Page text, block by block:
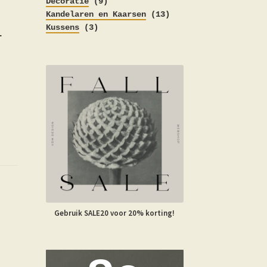
producten
Kandelaren en Kaarsen 1313
Kussens 33
Gebruik SALE20 voor 20% korting!